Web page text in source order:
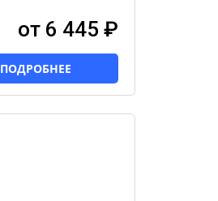
от 6 445 ₽
ПОДРОБНЕЕ